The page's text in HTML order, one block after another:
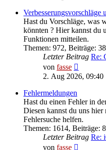
Verbesserungsvorschläge
Hast du Vorschläge, was
könnten ? Hier kannst du
Funktionen mitteilen.
Themen: 972, Beiträge:
Letzter Beitrag Re:
von fasse
Beitrag
2. Aug 2026, 09:40
Fehlermeldungen
Hast du einen Fehler in
Diesen kannst du uns
Fehlersuche helfen.
Themen: 1614, Beiträge:
Letzter Beitrag Re:
von fasse